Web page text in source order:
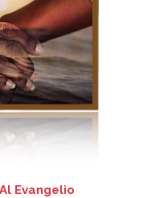
Evangelio